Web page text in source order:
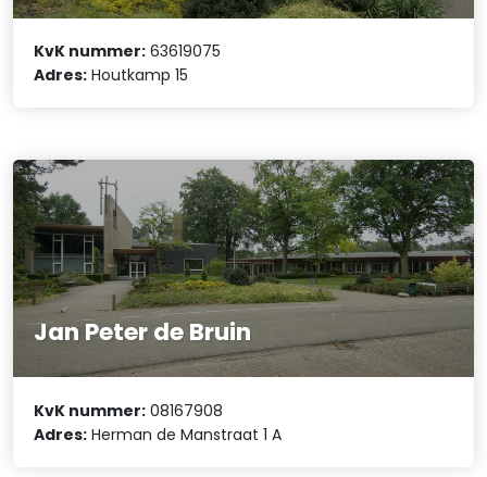
KvK nummer: 63619075
Adres: Houtkamp 15
Jan Peter de Bruin
KvK nummer: 08167908
Adres: Herman de Manstraat 1 A